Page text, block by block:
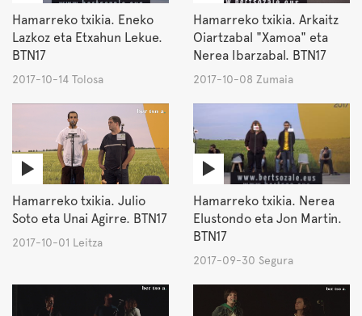
Hamarreko txikia. Eneko
Lazkoz eta Etxahun Lekue.
BTN17
2017-10-14 Tolosa
Hamarreko txikia. Arkaitz
Oiartzabal "Xamoa" eta
Nerea Ibarzabal. BTN17
2017-10-08 Zumaia
Hamarreko txikia. Julio
Soto eta Unai Agirre. BTN17
2017-10-01 Leitza
Hamarreko txikia. Nerea
Elustondo eta Jon Martin.
BTN17
2017-09-30 Segura